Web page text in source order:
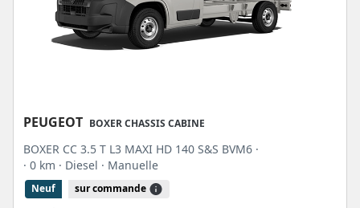
PEUGEOT BOXER CHASSIS CABINE
BOXER CC 3.5 T L3 MAXI HD 140 S&S BVM6 ·
· 0 km · Diesel · Manuelle
Neuf sur commande